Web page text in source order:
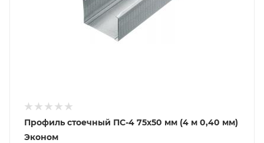
Профиль стоечный ПС-4 75х50 мм (4 м 0,40 мм)
Эконом